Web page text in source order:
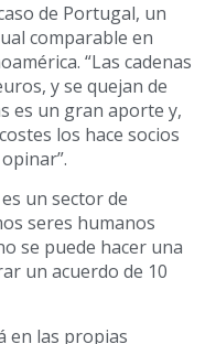
de Portugal, un
comparable en
“Las cadenas
y se quejan de
es un gran aporte y,
los hace socios
un sector de
seres humanos
se puede hacer una
un acuerdo de 10
en las propias